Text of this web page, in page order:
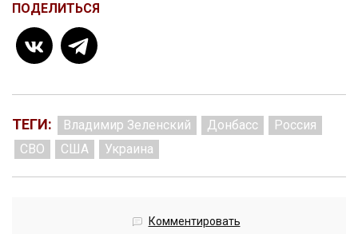
ПОДЕЛИТЬСЯ
ТЕГИ: Владимир Зеленский Донбасс
Россия
СВО
США Украина
Комментировать